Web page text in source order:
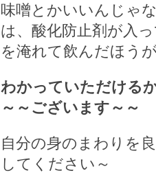
味噌とかいいんじゃ
は、酸化防止剤が入
を淹れて飲んだほうが
わかっていただける
～～ございます～～
自分の身のまわりを
してください～